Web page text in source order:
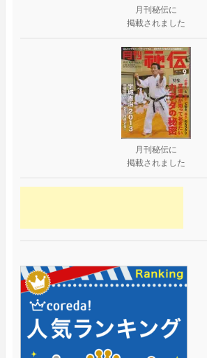
月刊秘伝に
掲載されました
月刊秘伝に
掲載されました